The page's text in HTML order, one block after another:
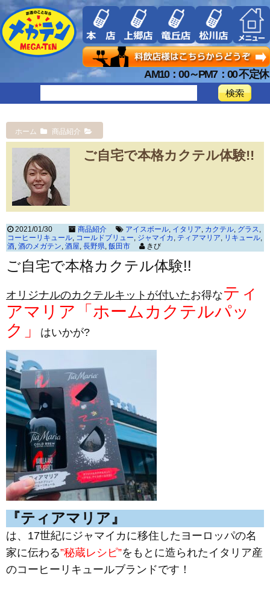
AM10：00～PM7：00 不定休
ホーム 商品紹介
ご自宅で本格カクテル体験!!
2021/01/30 商品紹介 アイスボール, イタリア, カクテル, グラス,
コーヒーリキュール, コールドブリュー, ジャマイカ , ティアマリア, リキュール,
酒, 酒のメガテン, 酒屋, 長野県, 飯田市 きび
ご自宅で本格カクテル体験!!
オリジナルのカクテルキットが付いたお得なティ
アマリア「ホームカクテルパッ
ク」
はいかが?
『ティアマリア』
は、17世紀にジャマイカに移住したヨーロッパの名
家に伝わる”秘蔵レシピ”をもとに造られたイタリア産
のコーヒーリキュールブランドです！